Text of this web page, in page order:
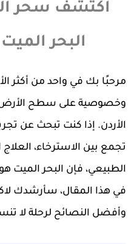
اكتشف سحر
البحر الميت
مرحبًا بك في واحد من أكثر
وخصوصية على سطح الأرض،
الأردن. إذا كنت تبحث عن
تجمع بين الاسترخاء،
الطبيعي، فإن البحر الميت
في هذا المقال، سأرشدك
وأفضل النصائح لرحلة لا